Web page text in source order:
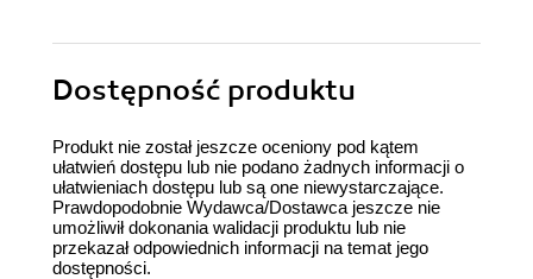
Dostępność produktu
Produkt nie został jeszcze oceniony pod kątem
ułatwień dostępu lub nie podano żadnych informacji o
ułatwieniach dostępu lub są one niewystarczające.
Prawdopodobnie Wydawca/Dostawca jeszcze nie
umożliwił dokonania walidacji produktu lub nie
przekazał odpowiednich informacji na temat jego
dostępności.